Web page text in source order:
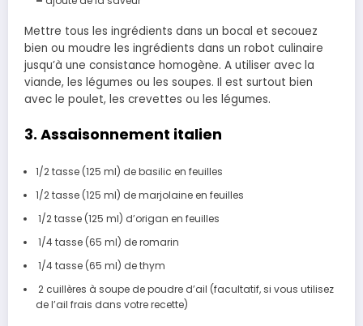
Mettre tous les ingrédients dans un bocal et secouez
bien ou moudre les ingrédients dans un robot culinaire
jusqu’à une consistance homogène. A utiliser avec la
viande, les légumes ou les soupes. Il est surtout bien
avec le poulet, les crevettes ou les légumes.
3. Assaisonnement italien
1/2 tasse (125 ml) debasilic en feuilles
1/2 tasse (125 ml) de marjolaine en feuilles
1/2 tasse (125 ml) d’origan en feuilles
1/4 tasse (65 ml) de romarin
1/4 tasse (65 ml) dethym
2 cuillères à soupe de poudre d’ail (facultatif, si vous utilisez
de l’ail frais dans votre recette)